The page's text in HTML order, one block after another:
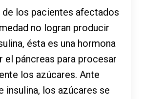
los pacientes afectados
no logran producir
ésta es una hormona
el páncreas para procesar
los azúcares. Ante
insulina, los azúcares se